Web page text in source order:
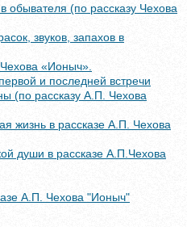
обывателя (по рассказу Чехова
звуков, запахов в
«Ионыч».
и последней встречи
(по рассказу А.П. Чехова
жизнь в рассказе А.П. Чехова
души в рассказе А.П.Чехова
А.П. Чехова "Ионыч"